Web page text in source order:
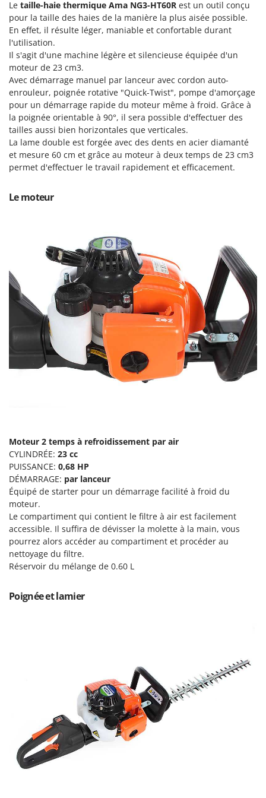
Groupes électrogènes
Gyrobroyeurs à lame pour tracteur
H
Haches - Cognées et Hachettes
Hachoirs à viande
Herses à Dents
Herses Rotatives
L
Lames à neige
Lames niveleuses pour tracteur
Lieuses électriques pour vignes
Machines à pâtes
Machines pour la transformation des fruits
Machines sous vide
Motobineuses
Motoculteurs
Motofaucheuses
Motopompes pour irrigation
Moulins à céréales électriques
Nettoyeurs haute pression
Nettoyeurs tapis, moquettes et tapisseries
P
Peignes vibreurs et Secoueurs à olives
Pelles rétros pour tracteur
Perches Élagueuses
Pétrins à Spirale
Piscines
Planteuses de pommes de terre pour tracteur
Pompes immergées électriques
Postes à souder
Poussoirs à saucisse
Presses à pellets
Pressoirs à fruits
E
EcoFlow
Edilmark
Effeuno
Einhell
Elegen
Energy Gruppi
Enotecnica Pillan
Eschenfelder
EuroMech
Fama Industrie
Famag
Famur
FARMER
FBC
Ferrari Group
Ferroni
Ferrua
FINI
Fiorentini
Fiskars
Flymo
Fontana Forni
Forest Master
Francini
G
Gardena
Ginko - MGM
Girmi
GRAEF
Gre
Le taille-haie thermique Ama NG3-HT60R est un outil conçu
pour la taille des haies de la manière la plus aisée possible.
En effet, il résulte léger, maniable et confortable durant
l'utilisation.
Il s'agit d'une machine légère et silencieuse équipée d'un
moteur de 23 cm3.
Avec démarrage manuel par lanceur avec cordon auto-
enrouleur, poignée rotative "Quick-Twist", pompe d'amorçage
pour un démarrage rapide du moteur même à froid. Grâce à
la poignée orientable à 90°, il sera possible d'effectuer des
tailles aussi bien horizontales que verticales.
La lame double est forgée avec des dents en acier diamanté
et mesure 60 cm et grâce au moteur à deux temps de 23 cm3
permet d'effectuer le travail rapidement et efficacement.
Le moteur
Moteur 2 temps à refroidissement par air
CYLINDRÉE: 23 cc
PUISSANCE: 0,68 HP
DÉMARRAGE: par lanceur
Équipé de starter pour un démarrage facilité à froid du
moteur.
Le compartiment qui contient le filtre à air est facilement
accessible. Il suffira de dévisser la molette à la main, vous
pourrez alors accéder au compartiment et procéder au
nettoyage du filtre.
Réservoir du mélange de 0.60 L
Poignée et lamier